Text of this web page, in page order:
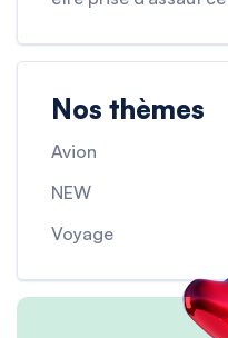
Nos thèmes
Avion
NEW
Voyage